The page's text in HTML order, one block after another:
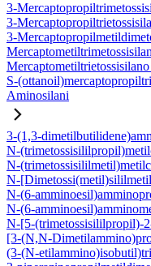
3-
3-
3-
S-
Aminosilani
3-(1,3-
N-
N-
N-
N-(6-
N-(6-
N-[5-(trimetossisililpropil)-
[3-(N,N-
(3-(N-